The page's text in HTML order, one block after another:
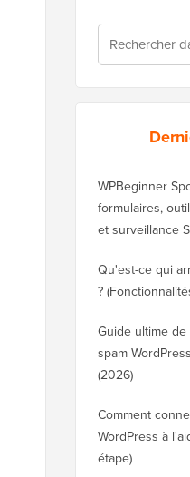
WPBeginner
formulaires,
et surveillance
Qu'est-ce qui
?
Guide ultime
spam
(2026)
Comment
WordPress à
étape)